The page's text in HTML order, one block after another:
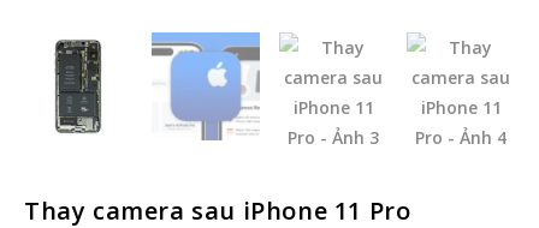
Thay camera sau iPhone 11 Pro